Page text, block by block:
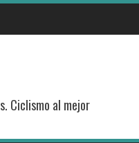
Ciclismo al mejor